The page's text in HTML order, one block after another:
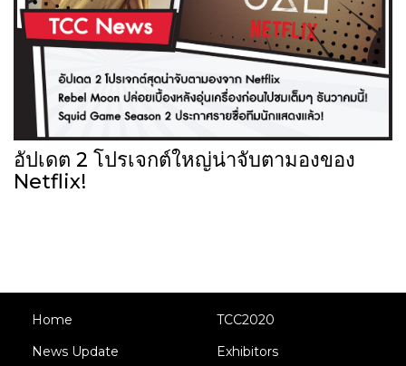
อัปเดต 2 โปรเจกต์ใหญ่น่าจับตามองของ
Netflix!
Home
News Update
TCC2020
Exhibitors